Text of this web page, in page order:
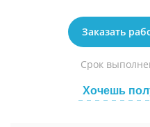
Заказать
Срок
Хочешь